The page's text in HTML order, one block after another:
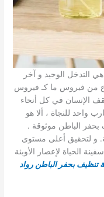
التدخل الوحيد و آخر
من فيروس ما كـ فيروس
الإنسان في كل أنحاء
واحد للنجاة ، ألا هو
الباطن موثوقة .
و لتحقيق أعلى مستوى
الحياة لإعصار الأوبئة
بحفر الباطن رواد